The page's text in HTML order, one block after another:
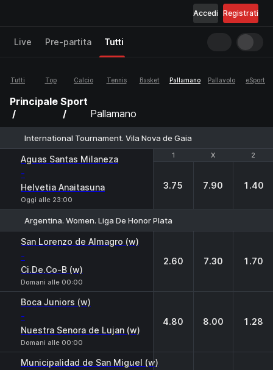
Registrati
Accedi
Live Pre-partita Tutti
Tutti Top Calcio Tennis Basket Pallamano Pallavolo eSport
Principale Sport
Pallamano
International Tournament. Vila Nova de Gaia
1 X 2
Aguas Santas Milaneza
-
Helvetia Anaitasuna
Oggi alle 23:00
1 X 2
3.75 7.90 1.40
Argentina. Women. Liga De Honor Plata
San Lorenzo de Almagro (w)
-
Ci.De.Co-B (w)
Domani alle 00:00
2.60 7.30 1.70
Boca Juniors (w)
-
Nuestra Senora de Lujan (w)
Domani alle 00:00
4.80 8.00 1.28
Municipalidad de San Miguel (w)